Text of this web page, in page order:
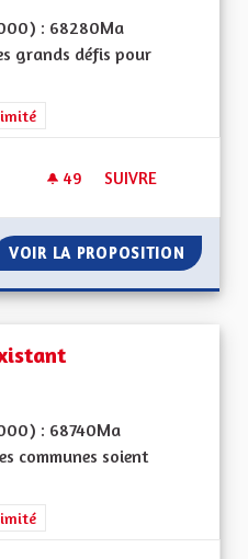
: 68280Ma
grands défis pour
: Les services publics en
49 49 ABONNÉS
SUIVRE
VOIR LA PROPOSITION
: 68740Ma
communes soient
: Les services publics en